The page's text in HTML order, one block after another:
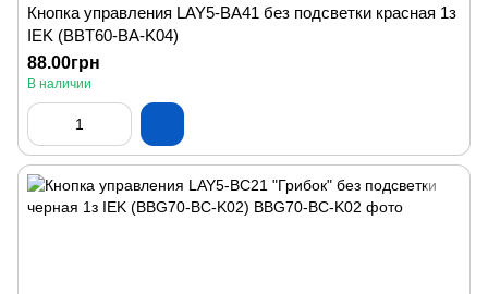
Кнопка управления LAY5-BA41 без подсветки красная 1з
IEK (BBT60-BA-K04)
88.00грн
В наличии